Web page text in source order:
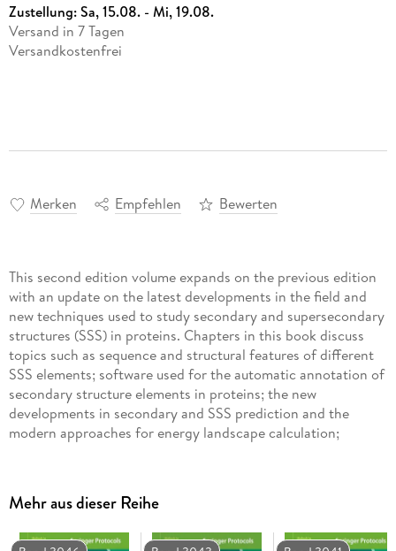
Zustellung:Sa, 15.08. - Mi, 19.08.
Versand in 7 Tagen
Versandkostenfrei
Merken Empfehlen Bewerten
This second edition volume expands on the previous edition
with an update on the latest developments in the field and
new techniques used to study secondary and supersecondary
structures (SSS) in proteins. Chapters in this book discuss
topics such as sequence and structural features of different
SSS elements; software used for the automatic annotation of
secondary structure elements in proteins; the new
developments in secondary and SSS prediction and the
modern approaches for energy landscape calculation;
of protein structures formation. The contributing authors of
the volume are the eminent experts in the field of protein
Mehr aus dieser Reihe